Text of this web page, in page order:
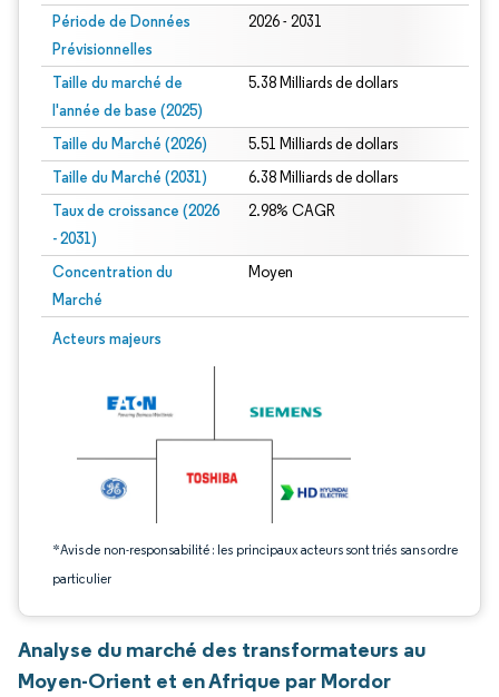
Période de Données
Prévisionnelles
2026 - 2031
Taille du marché de
l'année de base (2025)
5.38 Milliards de dollars
Taille du Marché (2026) 5.51 Milliards de dollars
Taille du Marché (2031) 6.38 Milliards de dollars
Taux de croissance (2026
- 2031)
2.98% CAGR
Concentration du
Marché
Moyen
Acteurs majeurs
*Avis de non-responsabilité : les principaux acteurs sont triés sans ordre
particulier
Image © Mordor Intelligence. La réutilisation nécessite une attribution sous CC
Analyse du marché des transformateurs au
Moyen-Orient et en Afrique par Mordor